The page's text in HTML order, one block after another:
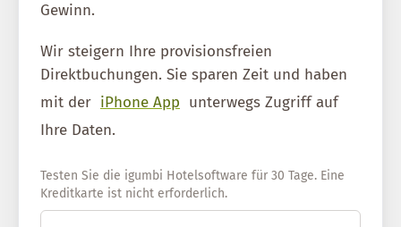
Gewinn.
Wir steigern Ihre provisionsfreien
Direktbuchungen. Sie sparen Zeit und haben
mit der iPhone App unterwegs Zugriff auf
Ihre Daten.
Testen Sie die igumbi Hotelsoftware für 30 Tage. Eine
Kreditkarte ist nicht erforderlich.